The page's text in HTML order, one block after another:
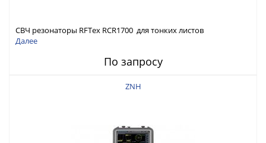
СВЧ резонаторы RFTex RCR1700 для тонких листов
Далее
По запросу
ZNH